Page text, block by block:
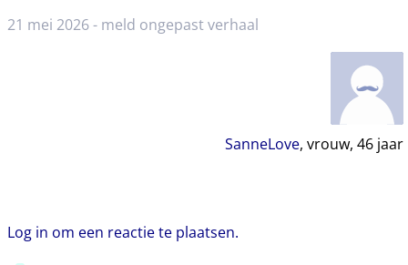
21 mei 2026 - meld ongepast verhaal
SanneLove, vrouw, 46jaar
Log in om een reactie te plaatsen.